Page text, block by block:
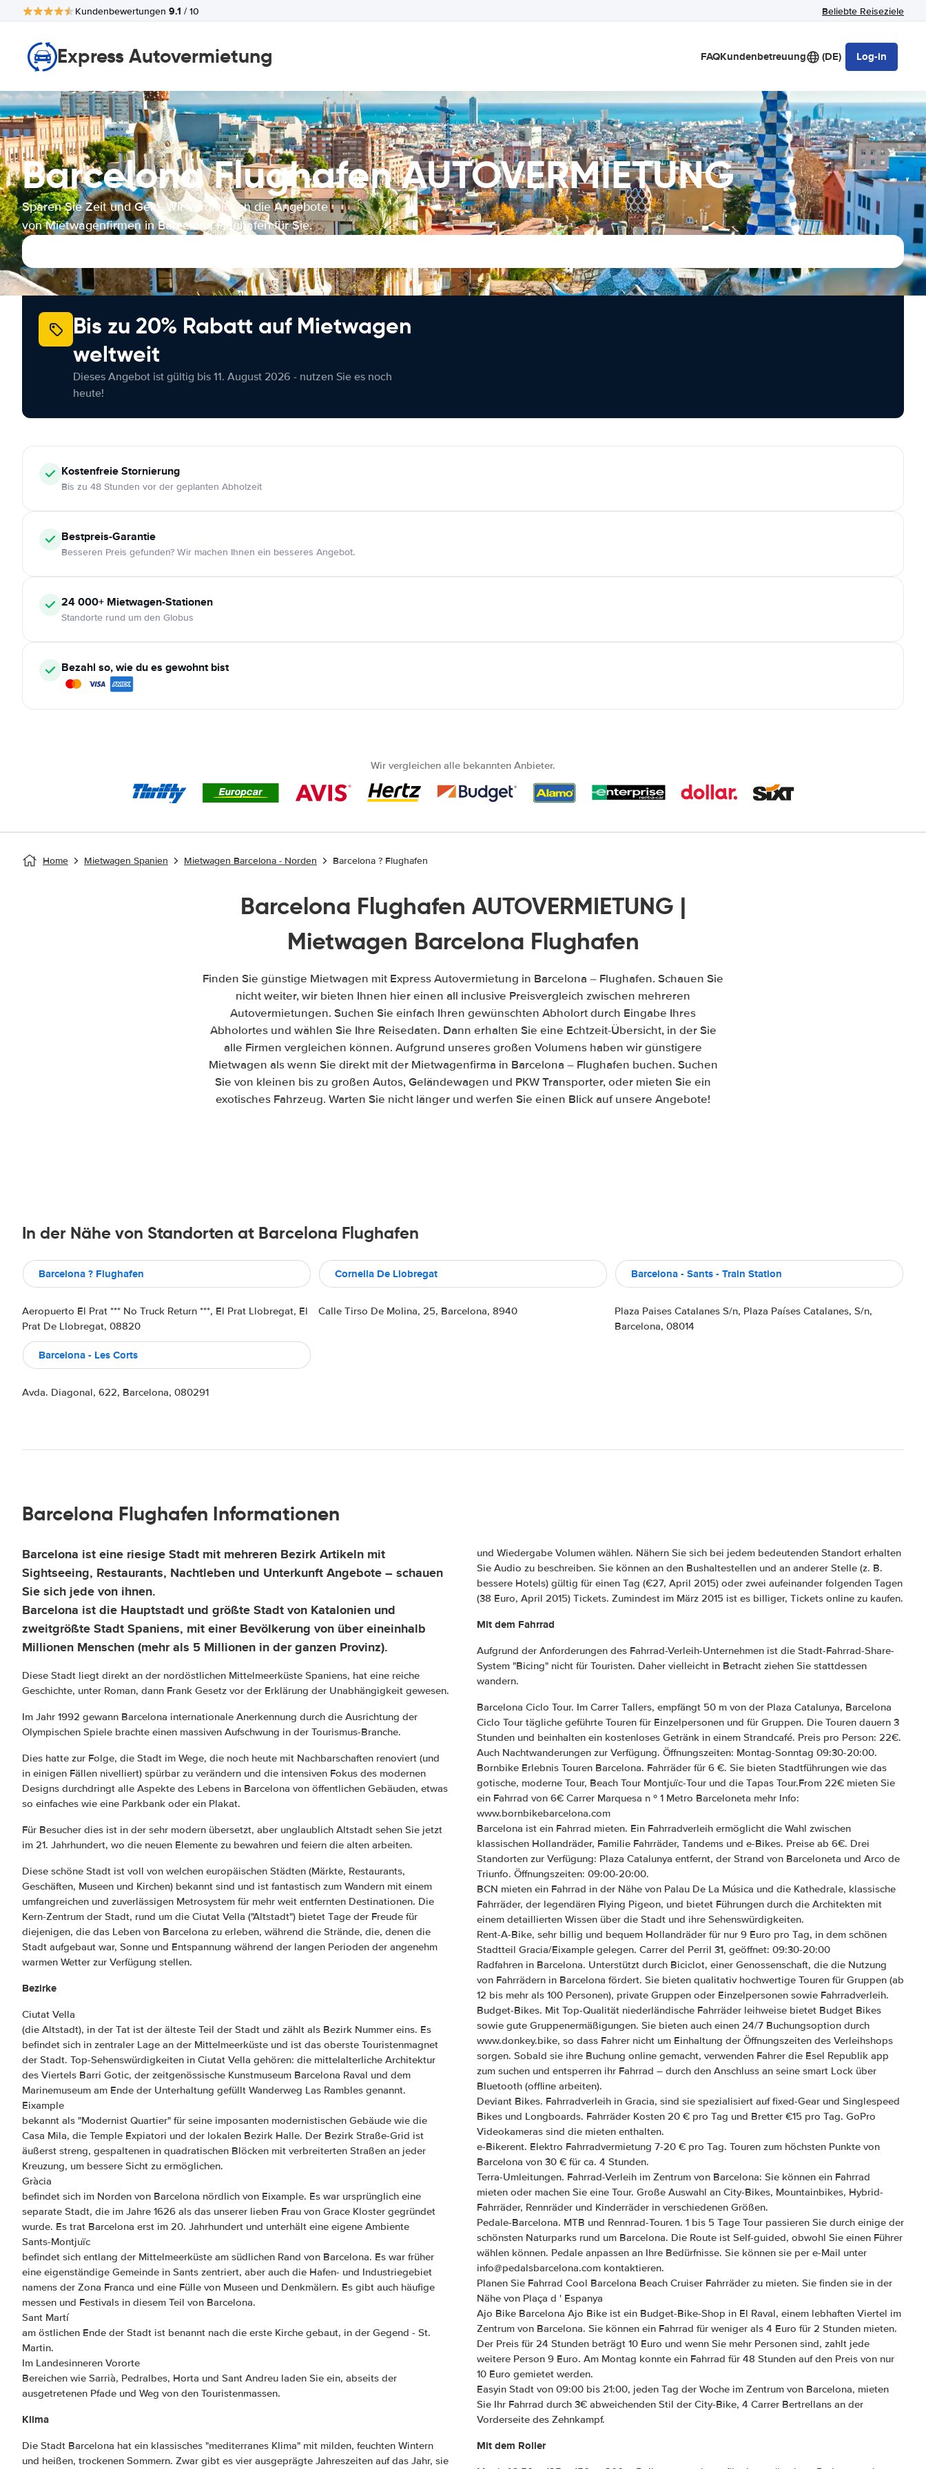
Kundenbewertungen 9.1 / 10 Beliebte Reiseziele
Express Autovermietung FAQKundenbetreuung (DE) Log-in
Barcelona Flughafen AUTOVERMIETUNG
Sparen Sie Zeit und Geld. Wir vergleichen die Angebote
von Mietwagenfirmen in Barcelona Flughafen für Sie.
Bis zu 20% Rabatt auf Mietwagen
weltweit
Dieses Angebot ist gültig bis 11. August 2026 - nutzen Sie es noch
heute!
KostenfreieStornierung
Bis zu 48 Stunden vor der geplanten Abholzeit
Bestpreis-Garantie
Besseren Preis gefunden? Wir machen Ihnen ein besseres Angebot.
24 000+ Mietwagen-Stationen
Standorte rund um den Globus
Bezahl so, wie du es gewohnt bist
Wir vergleichen alle bekannten Anbieter.
Home Mietwagen Spanien Mietwagen Barcelona - Norden Barcelona ? Flughafen
Barcelona Flughafen AUTOVERMIETUNG |
Mietwagen Barcelona Flughafen
Finden Sie günstige Mietwagen mit Express Autovermietung in Barcelona – Flughafen. Schauen Sie
nicht weiter, wir bieten Ihnen hier einen all inclusive Preisvergleich zwischen mehreren
Autovermietungen. Suchen Sie einfach Ihren gewünschten Abholort durch Eingabe Ihres
Abholortes und wählen Sie Ihre Reisedaten. Dann erhalten Sie eine Echtzeit-Übersicht, in der Sie
alle Firmen vergleichen können. Aufgrund unseres großen Volumens haben wir günstigere
Mietwagen als wenn Sie direkt mit der Mietwagenfirma in Barcelona – Flughafen buchen. Suchen
Sie von kleinen bis zu großen Autos, Geländewagen und PKW Transporter, oder mieten Sie ein
exotisches Fahrzeug. Warten Sie nicht länger und werfen Sie einen Blick auf unsere Angebote!
In der Nähe von Standorten at Barcelona Flughafen
Barcelona ? Flughafen
Aeropuerto El Prat *** No Truck Return ***, El Prat Llobregat, El
Prat De Llobregat, 08820
Cornella De Llobregat
Calle Tirso De Molina, 25, Barcelona, 8940
Barcelona - Sants - Train Station
Plaza Paises Catalanes S/n, Plaza Países Catalanes, S/n,
Barcelona, 08014
Barcelona - Les Corts
Avda. Diagonal, 622, Barcelona, 080291
Barcelona Flughafen Informationen
Barcelona ist eine riesige Stadt mit mehreren Bezirk Artikeln mit
Sightseeing, Restaurants, Nachtleben und Unterkunft Angebote – schauen
Sie sich jede von ihnen.
Barcelona ist die Hauptstadt und größte Stadt von Katalonien und
zweitgrößte Stadt Spaniens, mit einer Bevölkerung von über eineinhalb
Millionen Menschen (mehr als 5 Millionen in der ganzen Provinz).
Diese Stadt liegt direkt an der nordöstlichen Mittelmeerküste Spaniens, hat eine reiche
Geschichte, unter Roman, dann Frank Gesetz vor der Erklärung der Unabhängigkeit gewesen.
Im Jahr 1992 gewann Barcelona internationale Anerkennung durch die Ausrichtung der
Olympischen Spiele brachte einen massiven Aufschwung in der Tourismus-Branche.
Dies hatte zur Folge, die Stadt im Wege, die noch heute mit Nachbarschaften renoviert (und
in einigen Fällen nivelliert) spürbar zu verändern und die intensiven Fokus des modernen
Designs durchdringt alle Aspekte des Lebens in Barcelona von öffentlichen Gebäuden, etwas
so einfaches wie eine Parkbank oder ein Plakat.
Für Besucher dies ist in der sehr modern übersetzt, aber unglaublich Altstadt sehen Sie jetzt
im 21. Jahrhundert, wo die neuen Elemente zu bewahren und feiern die alten arbeiten.
Diese schöne Stadt ist voll von welchen europäischen Städten (Märkte, Restaurants,
Geschäften, Museen und Kirchen) bekannt sind und ist fantastisch zum Wandern mit einem
umfangreichen und zuverlässigen Metrosystem für mehr weit entfernten Destinationen. Die
Kern-Zentrum der Stadt, rund um die Ciutat Vella ("Altstadt") bietet Tage der Freude für
diejenigen, die das Leben von Barcelona zu erleben, während die Strände, die, denen die
Stadt aufgebaut war, Sonne und Entspannung während der langen Perioden der angenehm
warmen Wetter zur Verfügung stellen.
Bezirke
Ciutat Vella
(die Altstadt), in der Tat ist der älteste Teil der Stadt und zählt als Bezirk Nummer eins. Es
befindet sich in zentraler Lage an der Mittelmeerküste und ist das oberste Touristenmagnet
der Stadt. Top-Sehenswürdigkeiten in Ciutat Vella gehören: die mittelalterliche Architektur
des Viertels Barri Gotic, der zeitgenössische Kunstmuseum Barcelona Raval und dem
Marinemuseum am Ende der Unterhaltung gefüllt Wanderweg Las Rambles genannt.
Eixample
bekannt als "Modernist Quartier" für seine imposanten modernistischen Gebäude wie die
Casa Mila, die Temple Expiatori und der lokalen Bezirk Halle. Der Bezirk Straße-Grid ist
äußerst streng, gespaltenen in quadratischen Blöcken mit verbreiterten Straßen an jeder
Kreuzung, um bessere Sicht zu ermöglichen.
Gràcia
befindet sich im Norden von Barcelona nördlich von Eixample. Es war ursprünglich eine
separate Stadt, die im Jahre 1626 als das unserer lieben Frau von Grace Kloster gegründet
wurde. Es trat Barcelona erst im 20. Jahrhundert und unterhält eine eigene Ambiente
Sants-Montjuïc
befindet sich entlang der Mittelmeerküste am südlichen Rand von Barcelona. Es war früher
eine eigenständige Gemeinde in Sants zentriert, aber auch die Hafen- und Industriegebiet
namens der Zona Franca und eine Fülle von Museen und Denkmälern. Es gibt auch häufige
messen und Festivals in diesem Teil von Barcelona.
Sant Martí
am östlichen Ende der Stadt ist benannt nach die erste Kirche gebaut, in der Gegend - St.
Martin.
Im Landesinneren Vororte
Bereichen wie Sarrià, Pedralbes, Horta und Sant Andreu laden Sie ein, abseits der
ausgetretenen Pfade und Weg von den Touristenmassen.
Klima
Die Stadt Barcelona hat ein klassisches "mediterranes Klima" mit milden, feuchten Wintern
und heißen, trockenen Sommern. Zwar gibt es vier ausgeprägte Jahreszeiten auf das Jahr, sie
und Wiedergabe Volumen wählen. Nähern Sie sich bei jedem bedeutenden Standort erhalten
Sie Audio zu beschreiben. Sie können an den Bushaltestellen und an anderer Stelle (z. B.
bessere Hotels) gültig für einen Tag (€27, April 2015) oder zwei aufeinander folgenden Tagen
(38 Euro, April 2015) Tickets. Zumindest im März 2015 ist es billiger, Tickets online zu kaufen.
Mit dem Fahrrad
Aufgrund der Anforderungen des Fahrrad-Verleih-Unternehmen ist die Stadt-Fahrrad-Share-
System "Bicing" nicht für Touristen. Daher vielleicht in Betracht ziehen Sie stattdessen
wandern.
Barcelona Ciclo Tour. Im Carrer Tallers, empfängt 50 m von der Plaza Catalunya, Barcelona
Ciclo Tour tägliche geführte Touren für Einzelpersonen und für Gruppen. Die Touren dauern 3
Stunden und beinhalten ein kostenloses Getränk in einem Strandcafé. Preis pro Person: 22€.
Auch Nachtwanderungen zur Verfügung. Öffnungszeiten: Montag-Sonntag 09:30-20:00.
Bornbike Erlebnis Touren Barcelona. Fahrräder für 6 €. Sie bieten Stadtführungen wie das
gotische, moderne Tour, Beach Tour Montjuïc-Tour und die Tapas Tour.From 22€ mieten Sie
ein Fahrrad von 6€ Carrer Marquesa n º 1 Metro Barceloneta mehr Info:
www.bornbikebarcelona.com
Barcelona ist ein Fahrrad mieten. Ein Fahrradverleih ermöglicht die Wahl zwischen
klassischen Hollandräder, Familie Fahrräder, Tandems und e-Bikes. Preise ab 6€. Drei
Standorten zur Verfügung: Plaza Catalunya entfernt, der Strand von Barceloneta und Arco de
Triunfo. Öffnungszeiten: 09:00-20:00.
BCN mieten ein Fahrrad in der Nähe von Palau De La Música und die Kathedrale, klassische
Fahrräder, der legendären Flying Pigeon, und bietet Führungen durch die Architekten mit
einem detaillierten Wissen über die Stadt und ihre Sehenswürdigkeiten.
Rent-A-Bike, sehr billig und bequem Hollandräder für nur 9 Euro pro Tag, in dem schönen
Stadtteil Gracia/Eixample gelegen. Carrer del Perril 31, geöffnet: 09:30-20:00
Radfahren in Barcelona. Unterstützt durch Biciclot, einer Genossenschaft, die die Nutzung
von Fahrrädern in Barcelona fördert. Sie bieten qualitativ hochwertige Touren für Gruppen (ab
12 bis mehr als 100 Personen), private Gruppen oder Einzelpersonen sowie Fahrradverleih.
Budget-Bikes. Mit Top-Qualität niederländische Fahrräder leihweise bietet Budget Bikes
sowie gute Gruppenermäßigungen. Sie bieten auch einen 24/7 Buchungsoption durch
www.donkey.bike, so dass Fahrer nicht um Einhaltung der Öffnungszeiten des Verleihshops
sorgen. Sobald sie ihre Buchung online gemacht, verwenden Fahrer die Esel Republik app
zum suchen und entsperren ihr Fahrrad – durch den Anschluss an seine smart Lock über
Bluetooth (offline arbeiten).
Deviant Bikes. Fahrradverleih in Gracia, sind sie spezialisiert auf fixed-Gear und Singlespeed
Bikes und Longboards. Fahrräder Kosten 20 € pro Tag und Bretter €15 pro Tag. GoPro
Videokameras sind die mieten enthalten.
e-Bikerent. Elektro Fahrradvermietung 7-20 € pro Tag. Touren zum höchsten Punkte von
Barcelona von 30 € für ca. 4 Stunden.
Terra-Umleitungen. Fahrrad-Verleih im Zentrum von Barcelona: Sie können ein Fahrrad
mieten oder machen Sie eine Tour. Große Auswahl an City-Bikes, Mountainbikes, Hybrid-
Fahrräder, Rennräder und Kinderräder in verschiedenen Größen.
Pedale-Barcelona. MTB und Rennrad-Touren. 1 bis 5 Tage Tour passieren Sie durch einige der
schönsten Naturparks rund um Barcelona. Die Route ist Self-guided, obwohl Sie einen Führer
wählen können. Pedale anpassen an Ihre Bedürfnisse. Sie können sie per e-Mail unter
info@pedalsbarcelona.com kontaktieren.
Planen Sie Fahrrad Cool Barcelona Beach Cruiser Fahrräder zu mieten. Sie finden sie in der
Nähe von Plaça d ' Espanya
Ajo Bike Barcelona Ajo Bike ist ein Budget-Bike-Shop in El Raval, einem lebhaften Viertel im
Zentrum von Barcelona. Sie können ein Fahrrad für weniger als 4 Euro für 2 Stunden mieten.
Der Preis für 24 Stunden beträgt 10 Euro und wenn Sie mehr Personen sind, zahlt jede
weitere Person 9 Euro. Am Montag konnte ein Fahrrad für 48 Stunden auf den Preis von nur
10 Euro gemietet werden.
Easyin Stadt von 09:00 bis 21:00, jeden Tag der Woche im Zentrum von Barcelona, mieten
Sie Ihr Fahrrad durch 3€ abweichenden Stil der City-Bike, 4 Carrer Bertrellans an der
Vorderseite des Zehnkampf.
Mit dem Roller